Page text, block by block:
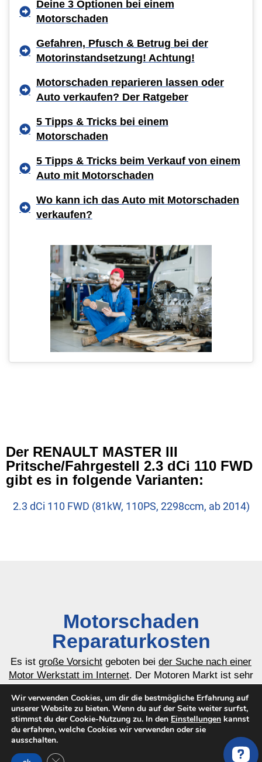
Deine 3 Optionen bei einem
Motorschaden
Gefahren, Pfusch & Betrug bei der
Motorinstandsetzung! Achtung!
Motorschaden reparieren lassen oder
Auto verkaufen? Der Ratgeber
5 Tipps & Tricks bei einem
Motorschaden
5 Tipps & Tricks beim Verkauf von einem
Auto mit Motorschaden
Wo kann ich das Auto mit Motorschaden
verkaufen?
Der RENAULT MASTER III
Pritsche/Fahrgestell 2.3 dCi 110 FWD
gibt es in folgende Varianten:
2.3 dCi 110 FWD (81kW, 110PS, 2298ccm, ab 2014)
Motorschaden
Reparaturkosten
Es ist große Vorsicht geboten bei der Suche nach einer
Motor Werkstatt im Internet. Der Motoren Markt ist sehr
Motorschaden RENAULT MASTER
3 Pritsche/Fahrgestell EV HV UV
Wir verwenden Cookies, um dir die bestmögliche Erfahrung auf
unserer Website zu bieten. Wenn du auf der Seite weiter surfst,
stimmst du der Cookie-Nutzung zu. In den Einstellungen kannst
du erfahren, welche Cookies wir verwenden oder sie
ausschalten.
GDPR Cookie-Banner schließen